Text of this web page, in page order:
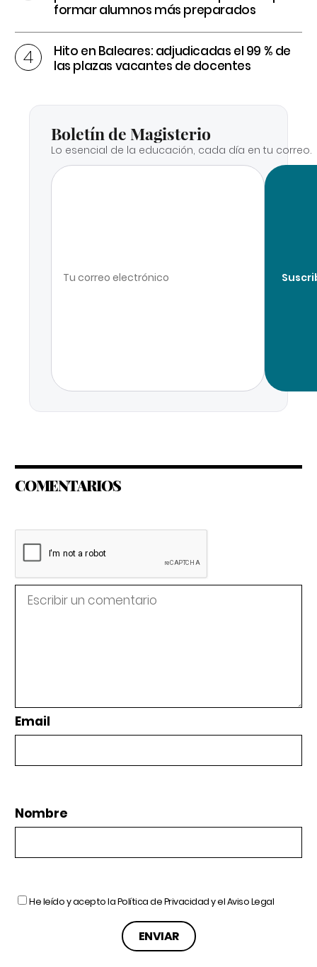
formar alumnos más preparados
Hito en Baleares: adjudicadas el 99 % de
las plazas vacantes de docentes
Boletín de Magisterio
Lo esencial de la educación, cada día en tu correo.
COMENTARIOS
Email
Nombre
He leído y acepto laPolítica de Privacidady elAviso Legal